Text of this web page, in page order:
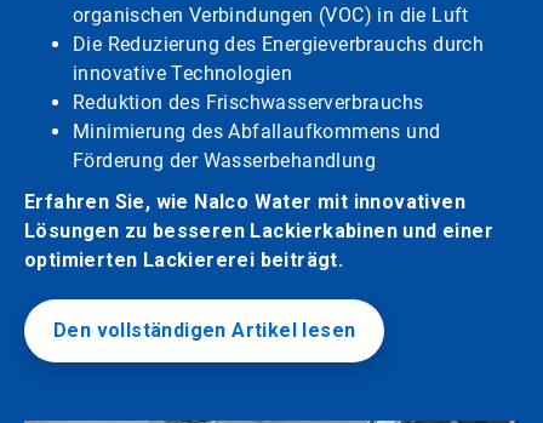
organischen Verbindungen (VOC) in die Luft
Die Reduzierung des Energieverbrauchs durch
innovative Technologien
Reduktion des Frischwasserverbrauchs
Minimierung des Abfallaufkommens und
Förderung der Wasserbehandlung
Erfahren Sie, wie Nalco Water mit innovativen
Lösungen zu besseren Lackierkabinen und einer
optimierten Lackiererei beiträgt.
Den vollständigen Artikel lesen